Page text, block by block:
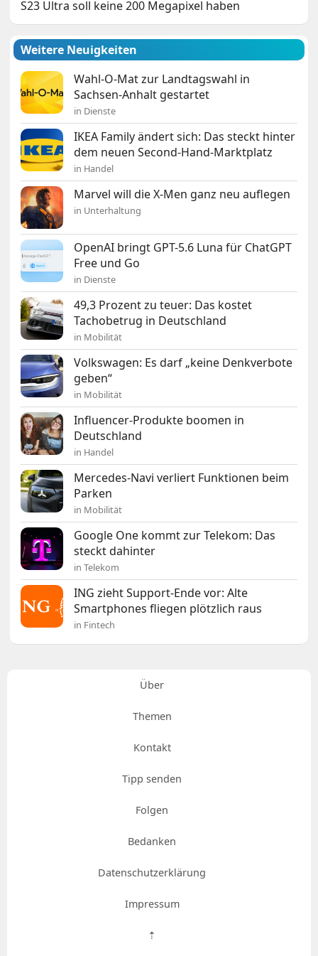
S23 Ultra soll keine 200 Megapixel haben
Weitere Neuigkeiten
Wahl-O-Mat zur Landtagswahl in
Sachsen-Anhalt gestartet
in Dienste
IKEA Family ändert sich: Das steckt hinter
dem neuen Second-Hand-Marktplatz
in Handel
Marvel will die X-Men ganz neu auflegen
in Unterhaltung
OpenAI bringt GPT-5.6 Luna für ChatGPT
Free und Go
in Dienste
49,3 Prozent zu teuer: Das kostet
Tachobetrug in Deutschland
in Mobilität
Volkswagen: Es darf „keine Denkverbote
geben“
in Mobilität
Influencer-Produkte boomen in
Deutschland
in Handel
Mercedes-Navi verliert Funktionen beim
Parken
in Mobilität
Google One kommt zur Telekom: Das
steckt dahinter
in Telekom
ING zieht Support-Ende vor: Alte
Smartphones fliegen plötzlich raus
in Fintech
Über
Themen
Kontakt
Tipp senden
Folgen
Bedanken
Datenschutzerklärung
Impressum
⇡